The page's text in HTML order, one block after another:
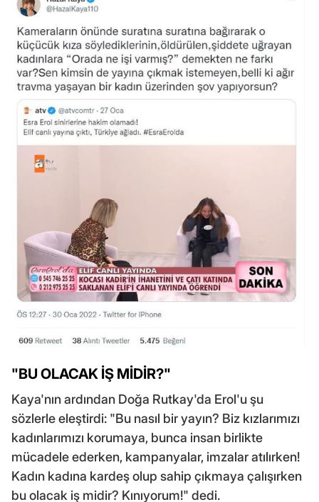
"BU OLACAK İŞ MİDİR?"
Kaya'nın ardından Doğa Rutkay'da Erol'u şu
sözlerle eleştirdi: "Bu nasıl bir yayın? Biz kızlarımızı
kadınlarımızı korumaya, bunca insan birlikte
mücadele ederken, kampanyalar, imzalar atılırken!
Kadın kadına kardeş olup sahip çıkmaya çalışırken
bu olacak iş midir? Kınıyorum!" dedi.